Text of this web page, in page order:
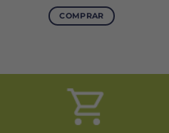
COMPRAR